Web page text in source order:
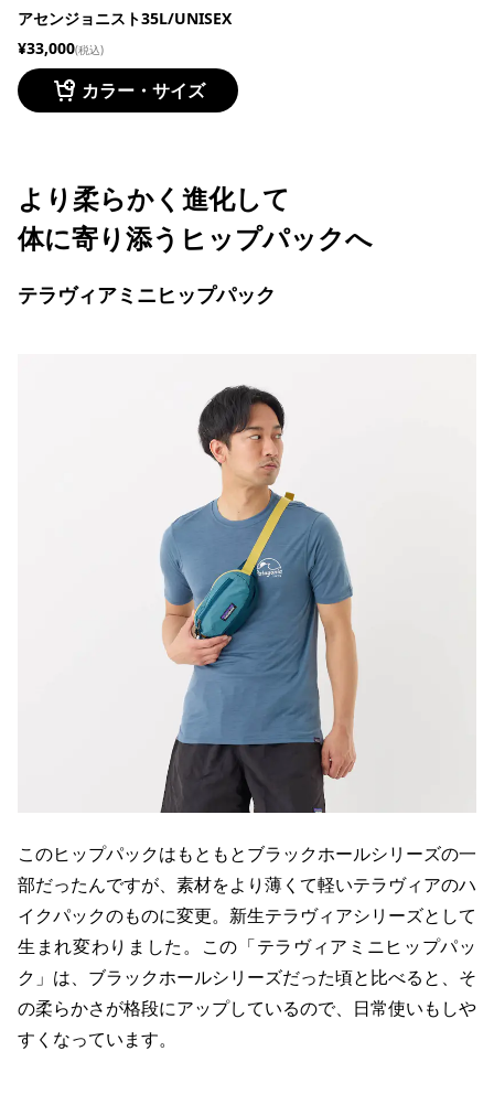
アセンジョニスト35L/UNISEX
¥33,000(税込)
カラー・サイズ
より柔らかく進化して
体に寄り添うヒップパックへ
テラヴィアミニヒップパック
このヒップパックはもともとブラックホールシリーズの一
部だったんですが、素材をより薄くて軽いテラヴィアのハ
イクパックのものに変更。新生テラヴィアシリーズとして
生まれ変わりました。この「テラヴィアミニヒップパッ
ク」は、ブラックホールシリーズだった頃と比べると、そ
の柔らかさが格段にアップしているので、日常使いもしや
すくなっています。